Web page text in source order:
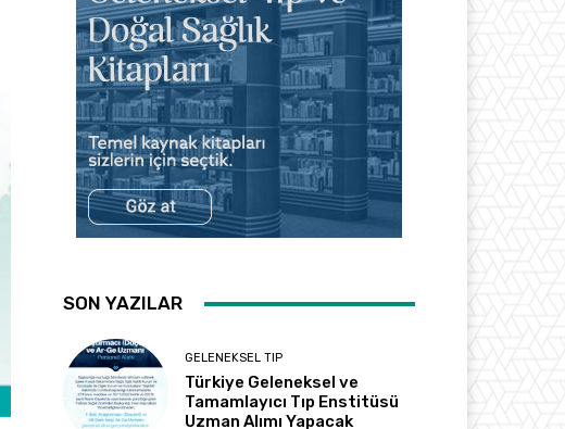
SON YAZILAR
GELENEKSEL TIP
Türkiye Geleneksel ve
Tamamlayıcı Tıp Enstitüsü
Uzman Alımı Yapacak